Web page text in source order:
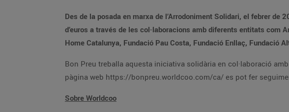
Des de la posada en marxa de l’Arrodoniment Solidari, el febrer
d’euros a través de les col·laboracions amb diferents entitats com
Home Catalunya, Fundació Pau Costa, Fundació Enllaç, Fundació
Bon Preu treballa aquesta iniciativa solidària en col·laboració
pàgina web https://bonpreu.worldcoo.com/ca/ es pot fer
Sobre Worldcoo